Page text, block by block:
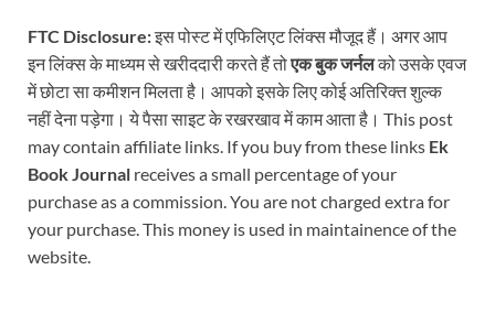
FTC Disclosure:इस पोस्ट में एफिलिएट लिंक्स मौजूद हैं। अगर आप
इन लिंक्स के माध्यम से खरीददारी करते हैं तोएक बुक जर्नलको उसके एवज
में छोटा सा कमीशन मिलता है। आपको इसके लिए कोई अतिरिक्त शुल्क
नहीं देना पड़ेगा। ये पैसा साइट के रखरखाव में काम आता है। This post
may contain affiliate links. If you buy from these links Ek
Book Journal receives a small percentage of your
purchase as a commission. You are not charged extra for
your purchase. This money is used in maintainence of the
website.